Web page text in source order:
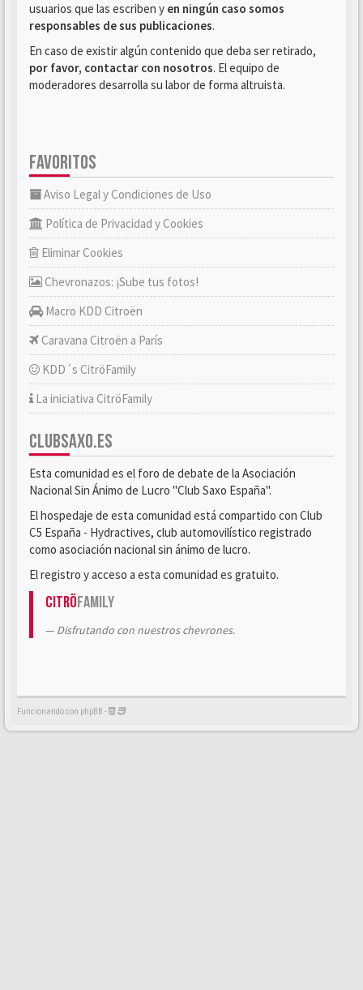
usuarios que las escriben y en ningún caso somos
responsables de sus publicaciones.
En caso de existir algún contenido que deba ser retirado,
por favor, contactar con nosotros. El equipo de
moderadores desarrolla su labor de forma altruista.
FAVORITOS
Aviso Legal y Condiciones de Uso
Política de Privacidad y Cookies
Eliminar Cookies
Chevronazos: ¡Sube tus fotos!
Macro KDD Citroën
Caravana Citroën a París
KDD´s CitröFamily
La iniciativa CitröFamily
CLUBSAXO.ES
Esta comunidad es el foro de debate de la Asociación
Nacional Sin Ánimo de Lucro "Club Saxo España".
El hospedaje de esta comunidad está compartido con Club
C5 España - Hydractives, club automovilístico registrado
como asociación nacional sin ánimo de lucro.
El registro y acceso a esta comunidad es gratuito.
CitröFamily
Disfrutando con nuestros chevrones.
Funcionando con phpBB -